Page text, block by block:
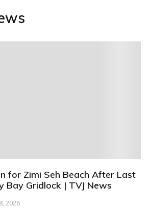
for Zimi Seh Beach After Last
Bay Gridlock | TVJ News
2026